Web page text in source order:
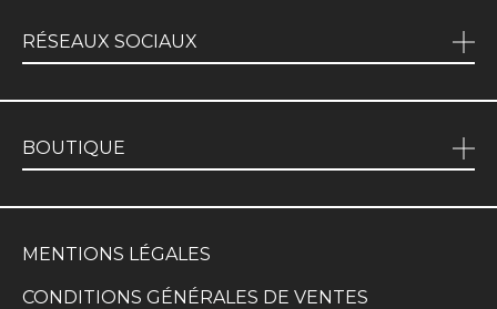
RÉSEAUX SOCIAUX
BOUTIQUE
MENTIONS LÉGALES
CONDITIONS GÉNÉRALES DE VENTES